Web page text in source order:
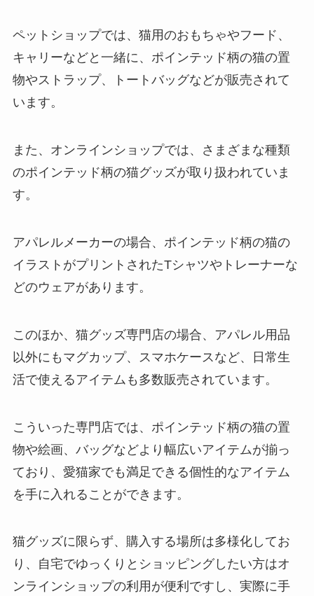
ペットショップでは、猫用のおもちゃやフード、
キャリーなどと一緒に、ポインテッド柄の猫の置
物やストラップ、トートバッグなどが販売されて
います。
また、オンラインショップでは、さまざまな種類
のポインテッド柄の猫グッズが取り扱われていま
す。
アパレルメーカーの場合、ポインテッド柄の猫の
イラストがプリントされたTシャツやトレーナーな
どのウェアがあります。
このほか、猫グッズ専門店の場合、アパレル用品
以外にもマグカップ、スマホケースなど、日常生
活で使えるアイテムも多数販売されています。
こういった専門店では、ポインテッド柄の猫の置
物や絵画、バッグなどより幅広いアイテムが揃っ
ており、愛猫家でも満足できる個性的なアイテム
を手に入れることができます。
猫グッズに限らず、購入する場所は多様化してお
り、自宅でゆっくりとショッピングしたい方はオ
ンラインショップの利用が便利ですし、実際に手